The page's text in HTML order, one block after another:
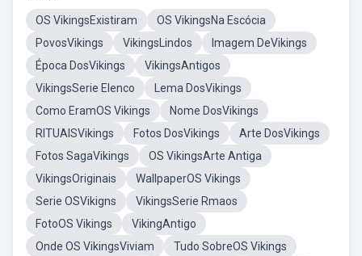
OS VikingsExistiram
OS VikingsNa Escócia
PovosVikings
VikingsLindos
Imagem DeVikings
Época DosVikings
VikingsAntigos
VikingsSerie Elenco
Lema DosVikings
Como EramOS Vikings
Nome DosVikings
RITUAISVikings
Fotos DosVikings
Arte DosVikings
Fotos SagaVikings
OS VikingsArte Antiga
VikingsOriginais
WallpaperOS Vikings
Serie OSVikigns
VikingsSerie Rmaos
FotoOS Vikings
VikingAntigo
Onde OS VikingsViviam
Tudo SobreOS Vikings